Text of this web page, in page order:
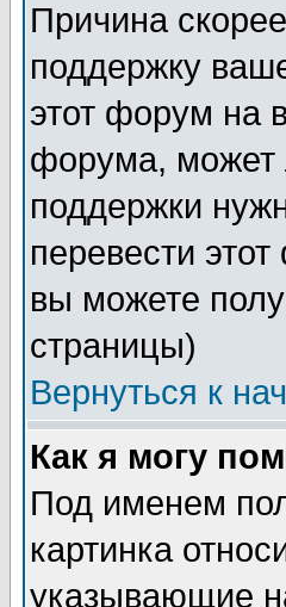
Причина
поддержку
этот форум на
форума, может
поддержки
перевести
вы можете
страницы)
Вернуться к
Как я могу
Под именем
картинка
указывающие